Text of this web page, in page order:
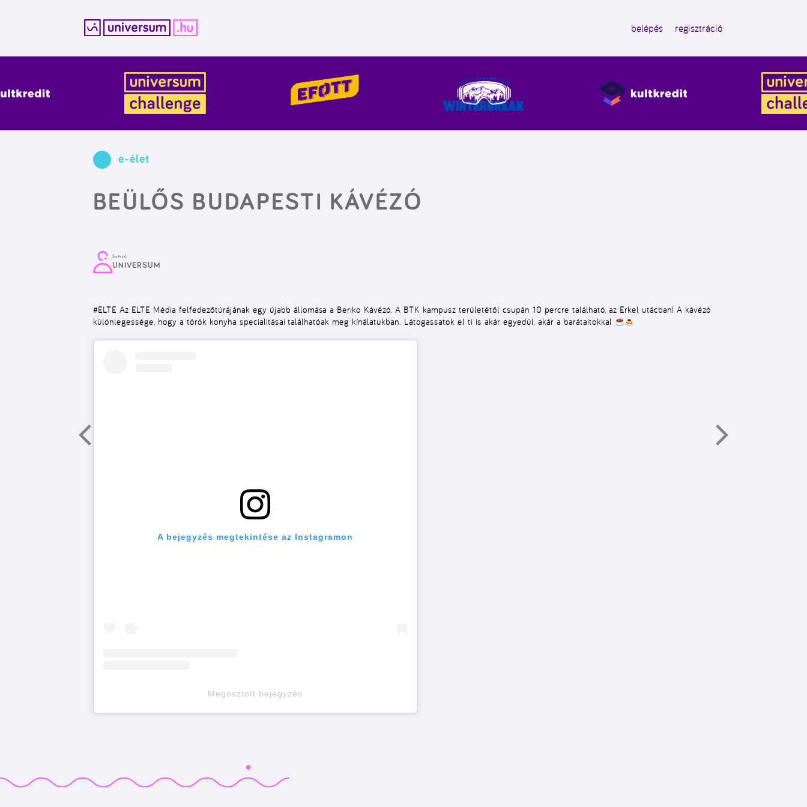
belépés regisztráció
e-élet
BEÜLŐS BUDAPESTI KÁVÉZÓ
Szerző:
UNIVERSUM
#ELTE Az ELTE Média felfedezőtúrájának egy újabb állomása a Beriko Kávézó. A BTK kampusz területétől csupán 10 percre található, az Erkel utácban! A kávézó
különlegessége, hogy a török konyha specialitásai találhatóak meg kínálatukban. Látogassatok el ti is akár egyedül, akár a barátaitokkal
A bejegyzés megtekintése az Instagramon
Megosztott bejegyzés